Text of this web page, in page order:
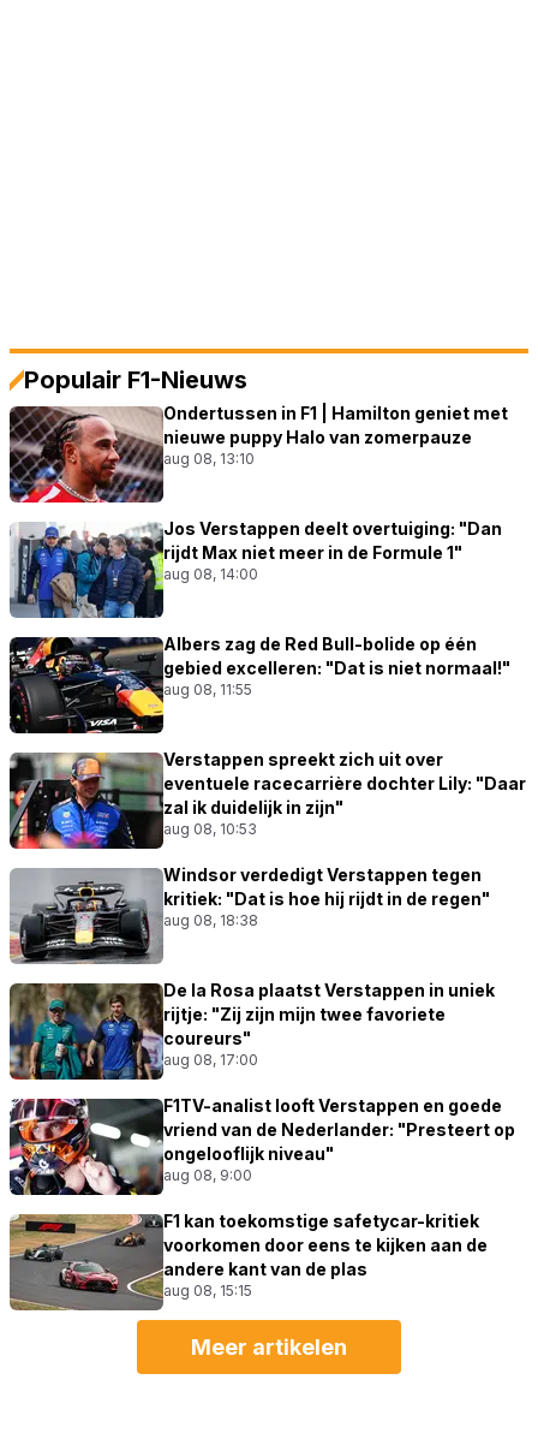
Populair F1-Nieuws
Ondertussen in F1 | Hamilton geniet met
nieuwe puppy Halo van zomerpauze
aug 08, 13:10
Jos Verstappen deelt overtuiging: "Dan
rijdt Max niet meer in de Formule 1"
aug 08, 14:00
Albers zag de Red Bull-bolide op één
gebied excelleren: "Dat is niet normaal!"
aug 08, 11:55
Verstappen spreekt zich uit over
eventuele racecarrière dochter Lily: "Daar
zal ik duidelijk in zijn"
aug 08, 10:53
Windsor verdedigt Verstappen tegen
kritiek: "Dat is hoe hij rijdt in de regen"
aug 08, 18:38
De la Rosa plaatst Verstappen in uniek
rijtje: "Zij zijn mijn twee favoriete
coureurs"
aug 08, 17:00
F1TV-analist looft Verstappen en goede
vriend van de Nederlander: "Presteert op
ongelooflijk niveau"
aug 08, 9:00
F1 kan toekomstige safetycar-kritiek
voorkomen door eens te kijken aan de
andere kant van de plas
aug 08, 15:15
Meer artikelen